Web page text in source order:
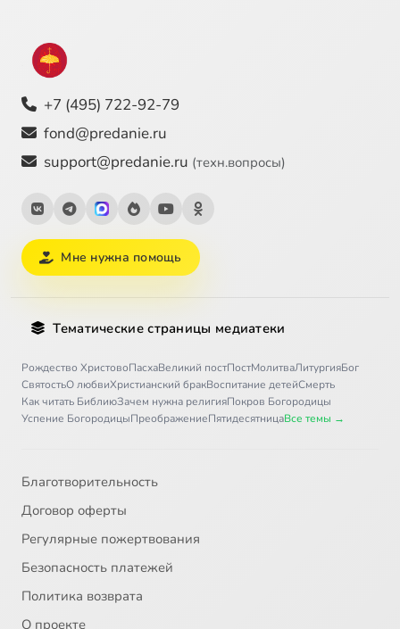
+7 (495) 722-92-79
fond@predanie.ru
support@predanie.ru (техн.вопросы)
Мне нужна помощь
Тематические страницы медиатеки
Рождество ХристовоПасхаВеликий постПостМолитваЛитургияБог
СвятостьО любвиХристианский бракВоспитание детейСмерть
Как читать БиблиюЗачем нужна религияПокров Богородицы
Успение БогородицыПреображениеПятидесятницаВсе темы →
Благотворительность
Договор оферты
Регулярные пожертвования
Безопасность платежей
Политика возврата
О проекте